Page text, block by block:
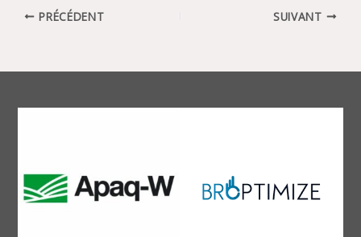
PRÉCÉDENT SUIVANT